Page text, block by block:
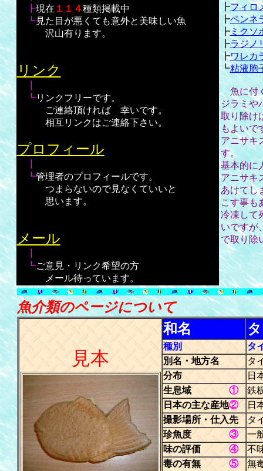
┣現在 １１４種類掲載中
┗見た目が悪くても意外と美味しい魚
沢山有ります。
リンク
┗リンクフリーです。
ご連絡頂ければ 幸いです。
相互リンクはご連絡下さい。
プロフィール
┗管理者のプロフィールです。
つまらないので見なくていいと
思います。
メール
┗ご意見・リンク希望の方
メール待っています。
┣フィロ
┣ペンネ
┣ミクソ
┣ラジノ
┣ワレカ
┗粘液胞
魚に付く
ジラミや
取り除
もよい
アニサキ
す。
基本的に
アニサキ
あけてし
こす事も
冷凍して
いですが
で取り除
魚介類のページについて
見本
和名
種別
タ
別名・地方名
タ
分布
日
生息域 ①
鉄
日本の主な産地②
日
撮影場所・仕入先
タ
珍魚度③
一
味の評価④
不
毒の有無⑤ 無